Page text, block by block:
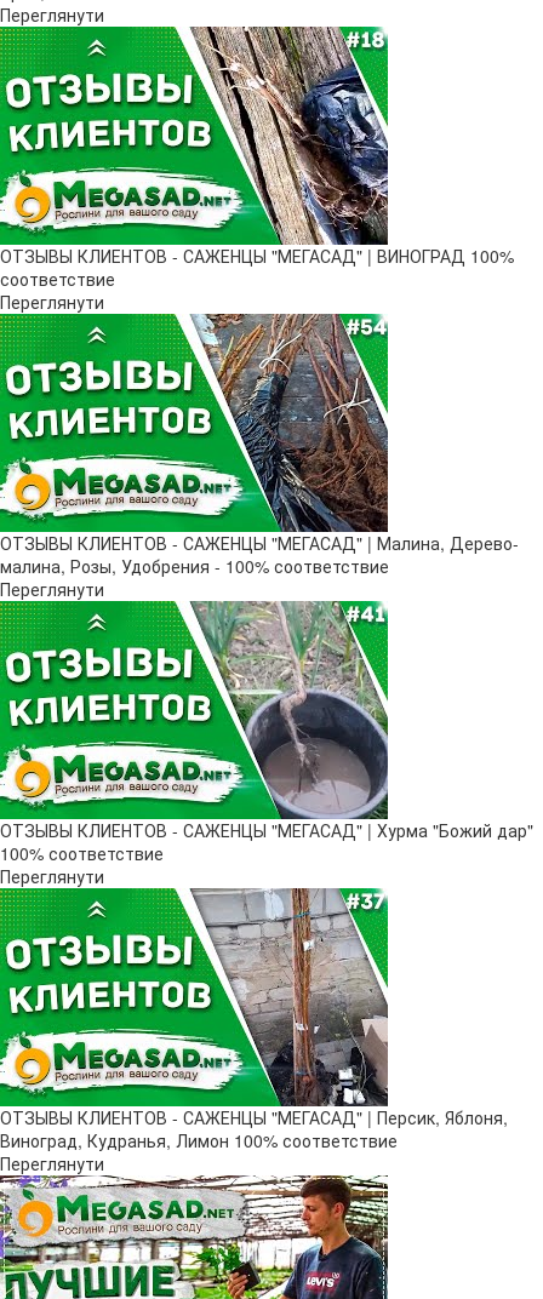
Переглянути
ОТЗЫВЫ КЛИЕНТОВ - САЖЕНЦЫ "МЕГАСАД" | ВИНОГРАД 100%
соответствие
Переглянути
ОТЗЫВЫ КЛИЕНТОВ - САЖЕНЦЫ "МЕГАСАД" | Малина, Дерево-
малина, Розы, Удобрения - 100% соответствие
Переглянути
ОТЗЫВЫ КЛИЕНТОВ - САЖЕНЦЫ "МЕГАСАД" | Хурма "Божий дар" ​
100% соответствие
Переглянути
ОТЗЫВЫ КЛИЕНТОВ - САЖЕНЦЫ "МЕГАСАД" | Персик, Яблоня,
Виноград, Кудранья, Лимон 100% соответствие
Переглянути